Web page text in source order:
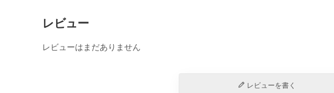
レビュー
レビューはまだありません
レビューを書く